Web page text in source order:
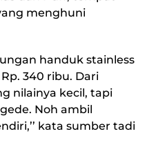
menghuni
handuk stainless
340 ribu. Dari
nilainya kecil, tapi
Noh ambil
kata sumber tadi